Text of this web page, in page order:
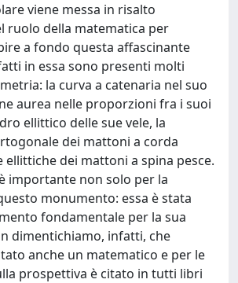
viene messa in risalto
ruolo della matematica per
a fondo questa affascinante
in essa sono presenti molti
la curva a catenaria nel suo
aurea nelle proporzioni fra i suoi
ellittico delle sue vele, la
dei mattoni a corda
ellittiche dei mattoni a spina pesce.
importante non solo per la
monumento: essa è stata
fondamentale per la sua
dimentichiamo, infatti, che
anche un matematico e per le
prospettiva è citato in tutti libri